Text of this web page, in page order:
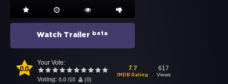
Watch Trailer beta
0.0
Your Vote:
Voting: 0.0 /10 (0)
7.7
IMDB Rating
617
Views